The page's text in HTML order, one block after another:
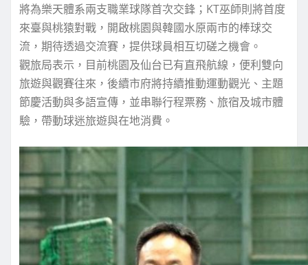
將為樂天體系兩支職業球隊首次交鋒；KT巫師則將首度
來臺與桃猿對戰，開啟桃園與韓國水原兩市的棒球交
流，期待透過交流賽，提供球員相互切磋之機會。
觀旅局表示，目前桃園及仙台已有直飛航線，便利雙向
旅遊與觀賽往來，後續市府將持續推動運動觀光、主題
節慶活動與多語宣傳，並串聯行程票務、旅宿及城市體
驗，帶動球迷旅遊與在地消費。